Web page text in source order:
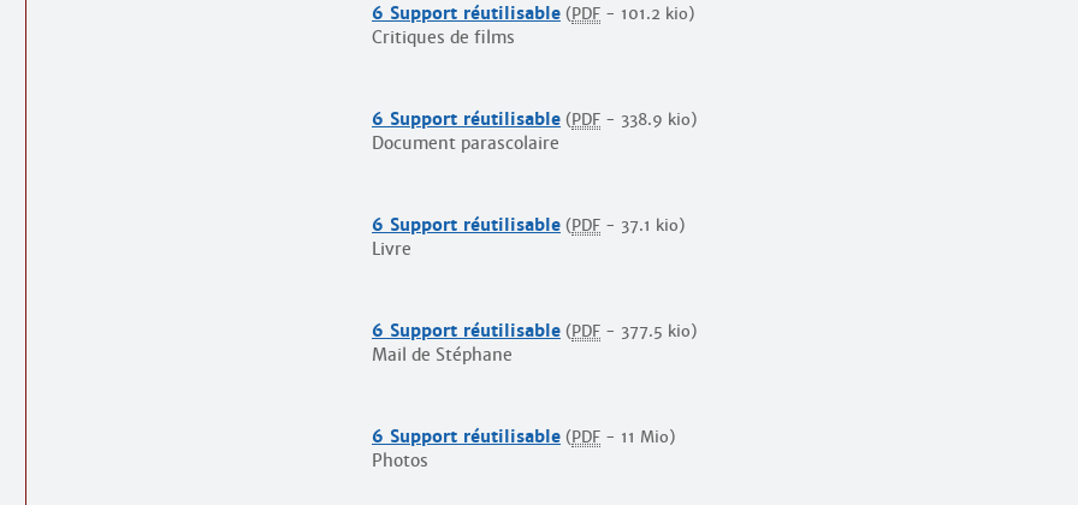
6 Support réutilisable (PDF - 101.2 kio)
Critiques de films
6 Support réutilisable (PDF - 338.9 kio)
Document parascolaire
6 Support réutilisable (PDF - 37.1 kio)
Livre
6 Support réutilisable (PDF - 377.5 kio)
Mail de Stéphane
6 Support réutilisable (PDF - 11 Mio)
Photos